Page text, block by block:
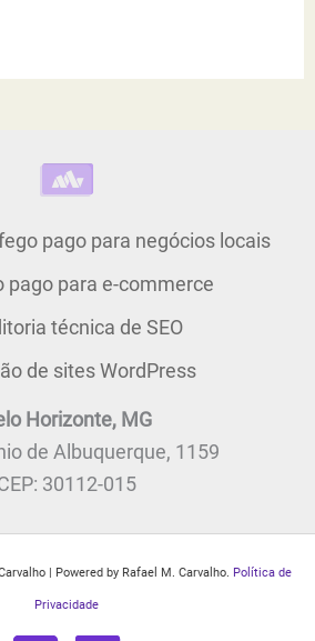
pago para negócios locais
pago para e-commerce
técnica de SEO
de sites WordPress
Horizonte, MG
de Albuquerque, 1159
30112-015
| Powered by Rafael M. Carvalho. Política de
Privacidade